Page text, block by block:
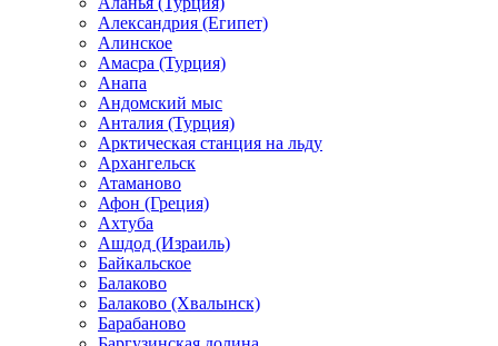
Александрия (Египет)
Алинское
Амасра (Турция)
Анапа
Андомский мыс
Анталия (Турция)
Арктическая станция на льду
Архангельск
Атаманово
Афон (Греция)
Ахтуба
Ашдод (Израиль)
Байкальское
Балаково
Балаково (Хвалынск)
Барабаново